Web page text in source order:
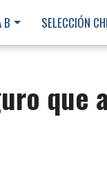
B SELECCIÓN
que